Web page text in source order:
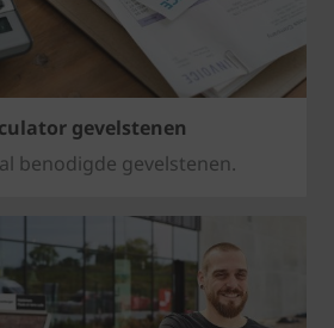
gevelstenen
benodigde gevelstenen.